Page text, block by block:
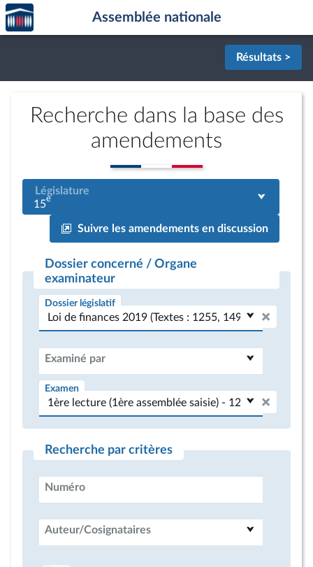
Aller au contenu
Aller en bas de la page
Accèder
à la
page
Assemblée nationale
Résultats >
Recherche dans la base des
amendements
Législature
15e
Suivre les amendements en discussion
Dossier concerné / Organe
examinateur
Dossier législatif
Examiné par
Examen
Recherche par critères
Numéro
Auteur/Cosignataires